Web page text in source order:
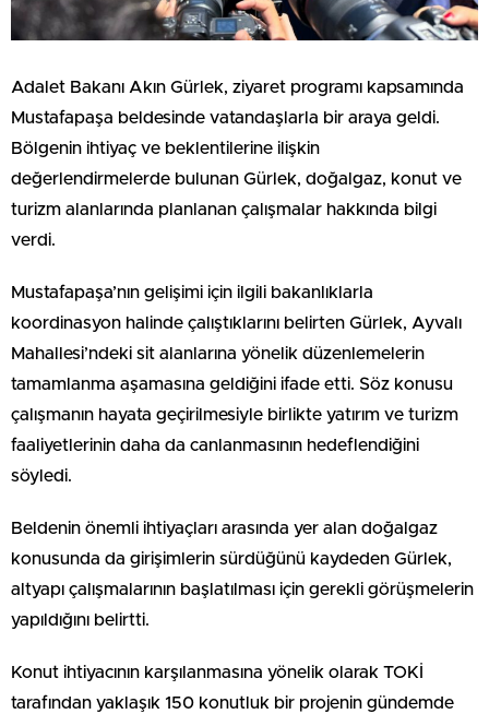
Adalet Bakanı Akın Gürlek, ziyaret programı kapsamında
Mustafapaşa beldesinde vatandaşlarla bir araya geldi.
Bölgenin ihtiyaç ve beklentilerine ilişkin
değerlendirmelerde bulunan Gürlek, doğalgaz, konut ve
turizm alanlarında planlanan çalışmalar hakkında bilgi
verdi.
Mustafapaşa’nın gelişimi için ilgili bakanlıklarla
koordinasyon halinde çalıştıklarını belirten Gürlek, Ayvalı
Mahallesi’ndeki sit alanlarına yönelik düzenlemelerin
tamamlanma aşamasına geldiğini ifade etti. Söz konusu
çalışmanın hayata geçirilmesiyle birlikte yatırım ve turizm
faaliyetlerinin daha da canlanmasının hedeflendiğini
söyledi.
Beldenin önemli ihtiyaçları arasında yer alan doğalgaz
konusunda da girişimlerin sürdüğünü kaydeden Gürlek,
altyapı çalışmalarının başlatılması için gerekli görüşmelerin
yapıldığını belirtti.
Konut ihtiyacının karşılanmasına yönelik olarak TOKİ
tarafından yaklaşık 150 konutluk bir projenin gündemde